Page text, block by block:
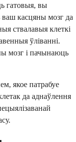
гатовыя, вы
ваш касцяны мозг да
ствалавыя клеткі
ўліванні.
мозг і пачынаюць
якое патрабуе
да аднаўлення